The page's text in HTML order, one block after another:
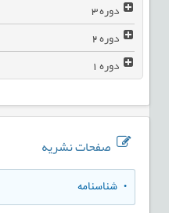
دوره3
دوره2
دوره1
صفحات نشریه
• شناسنامه